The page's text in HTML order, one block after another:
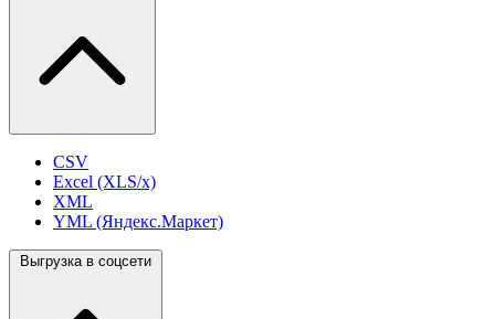
CSV
Excel (XLS/x)
XML
YML (Яндекс.Маркет)
Выгрузка в соцсети